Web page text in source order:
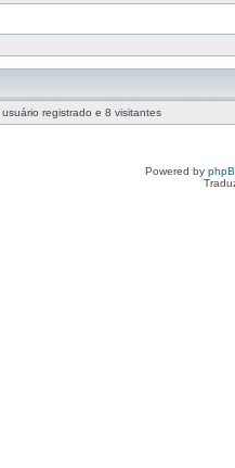
registrado e 8 visitantes
Powered by